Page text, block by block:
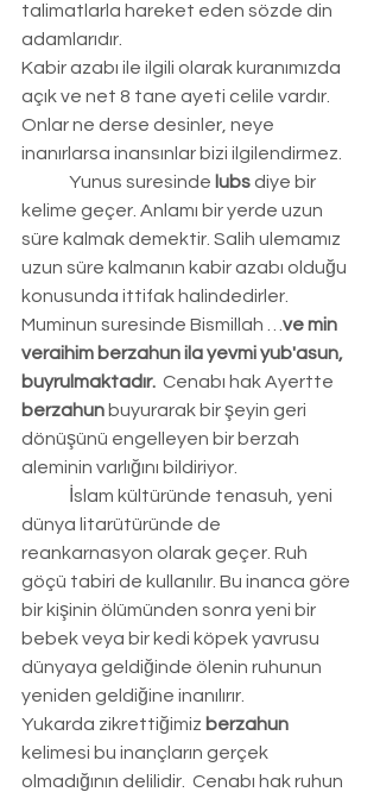
talimatlarla hareket eden sözde din
adamlarıdır.
Kabir azabı ile ilgili olarak kuranımızda
açık ve net 8 tane ayeti celile vardır.
Onlar ne derse desinler, neye
inanırlarsa inansınlar bizi ilgilendirmez.
	Yunus suresinde
lubs diye bir
kelime geçer. Anlamı bir yerde uzun
süre kalmak demektir. Salih ulemamız
uzun süre kalmanın kabir azabı olduğu
konusunda ittifak halindedirler.
Muminun suresinde Bismillah … ve min
veraihim berzahun ila yevmi yub'asun,
buyrulmaktadır. Cenabı hak Ayertte
berzahun buyurarak bir şeyin geri
dönüşünü engelleyen bir berzah
aleminin varlığını bildiriyor.
dünya litarütüründe de
reankarnasyon olarak geçer. Ruh
göçü tabiri de kullanılır. Bu inanca göre
bir kişinin ölümünden sonra yeni bir
bebek veya bir kedi köpek yavrusu
dünyaya geldiğinde ölenin ruhunun
yeniden geldiğine inanılırır.
Yukarda zikrettiğimiz berzahun
kelimesi bu inançların gerçek
olmadığının delilidir.  Cenabı hak ruhun